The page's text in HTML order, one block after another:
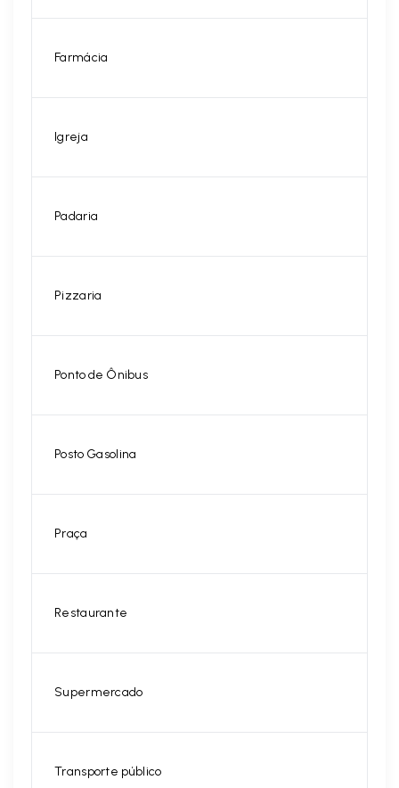
Farmácia
Igreja
Padaria
Pizzaria
Ponto de Ônibus
Posto Gasolina
Praça
Restaurante
Supermercado
Transporte público